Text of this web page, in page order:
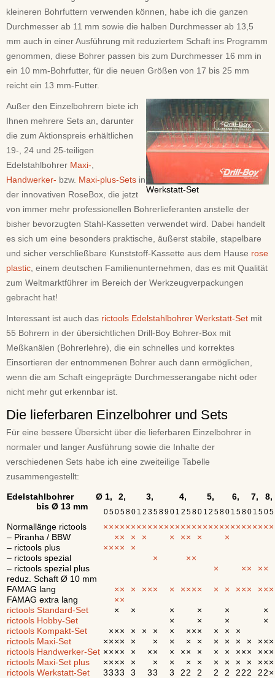
kleineren Bohrfuttern verwenden können, habe ich die ganzen
Durchmesser ab 11 mm sowie die halben Durchmesser ab 13,5
mm auch in einer Ausführung mit reduziertem Schaft ins Programm
genommen, diese Bohrer passen bis zum Durchmesser 16 mm in
ein 10 mm-Bohrfutter, für die neuen Größen von 17 bis 25 mm
reicht ein 13 mm-Futter.
Werkstatt-Set
Außer den Einzelbohrern biete ich
Ihnen mehrere Sets an, darunter
die zum Aktionspreis erhältlichen
19-, 24 und 25-teiligen
Edelstahlbohrer Maxi-
Handwerker- bzw. Maxi-plus-Sets in
der innovativen RoseBox, die jetzt
von immer mehr professionellen Bohrerlieferanten anstelle der
bisher bevorzugten Stahl-Kassetten verwendet wird. Dabei handelt
es sich um eine besonders praktische, äußerst stabile, stapelbare
und sicher verschließbare Kunststoff-Kassette aus dem Hause rose
plastic , einem deutschen Familienunternehmen, das es mit Qualität
zum Weltmarktführer im Bereich der Werkzeugverpackungen
gebracht hat!
Interessant ist auch das rictools Edelstahlbohrer Werkstatt-Set mit
55 Bohrern in der übersichtlichen Drill-Boy Bohrer-Box mit
Meßkanälen (Bohrerlehre), die ein schnelles und korrektes
Einsortieren der entnommenen Bohrer auch dann ermöglichen,
wenn die am Schaft eingeprägte Durchmesserangabe nicht oder
nicht mehr gut erkennbar ist.
Die lieferbaren Einzelbohrer und Sets
Für eine bessere Übersicht über die lieferbaren Einzelbohrer in
normaler und langer Ausführung sowie die Inhalte der
verschiedenen Sets habe ich eine zweiteilige Tabelle
zusammengestellt:
Edelstahlbohrer Ø
bis Ø 13 mm
1, 2, 3, 4, 5, 6, 7, 8,
050580 1 2 35890 1 2 580 1 2 580 1 580 1 505
Normallänge rictools ×××××××××××××××××××××××××××××××
– Piranha / BBW
×× × × × ×× ×
×
– rictools plus
××××
×
– rictools spezial
× ××
– rictools spezial plus
× ×× ××
reduz. Schaft Ø 10 mm
FAMAG lang
×× × ××× × ×××× × × ××× ×××
FAMAG extra lang
××
rictools Standard-Set
× × × × ×
×
rictools Hobby-Set
× × ×
×
rictools Kompakt-Set
××× × × × × ××× × ×
×
rictools Maxi-Set
×××× × × × × × × × × × ×××
rictools Handwerker-Set ×××× × ×× × ×× × × × ××× ×××
rictools Maxi-Set plus
×××× × × × × × × × × × ×××
rictools Werkstatt-Set
3333 3 33 3 22 2 2 2 222 22×